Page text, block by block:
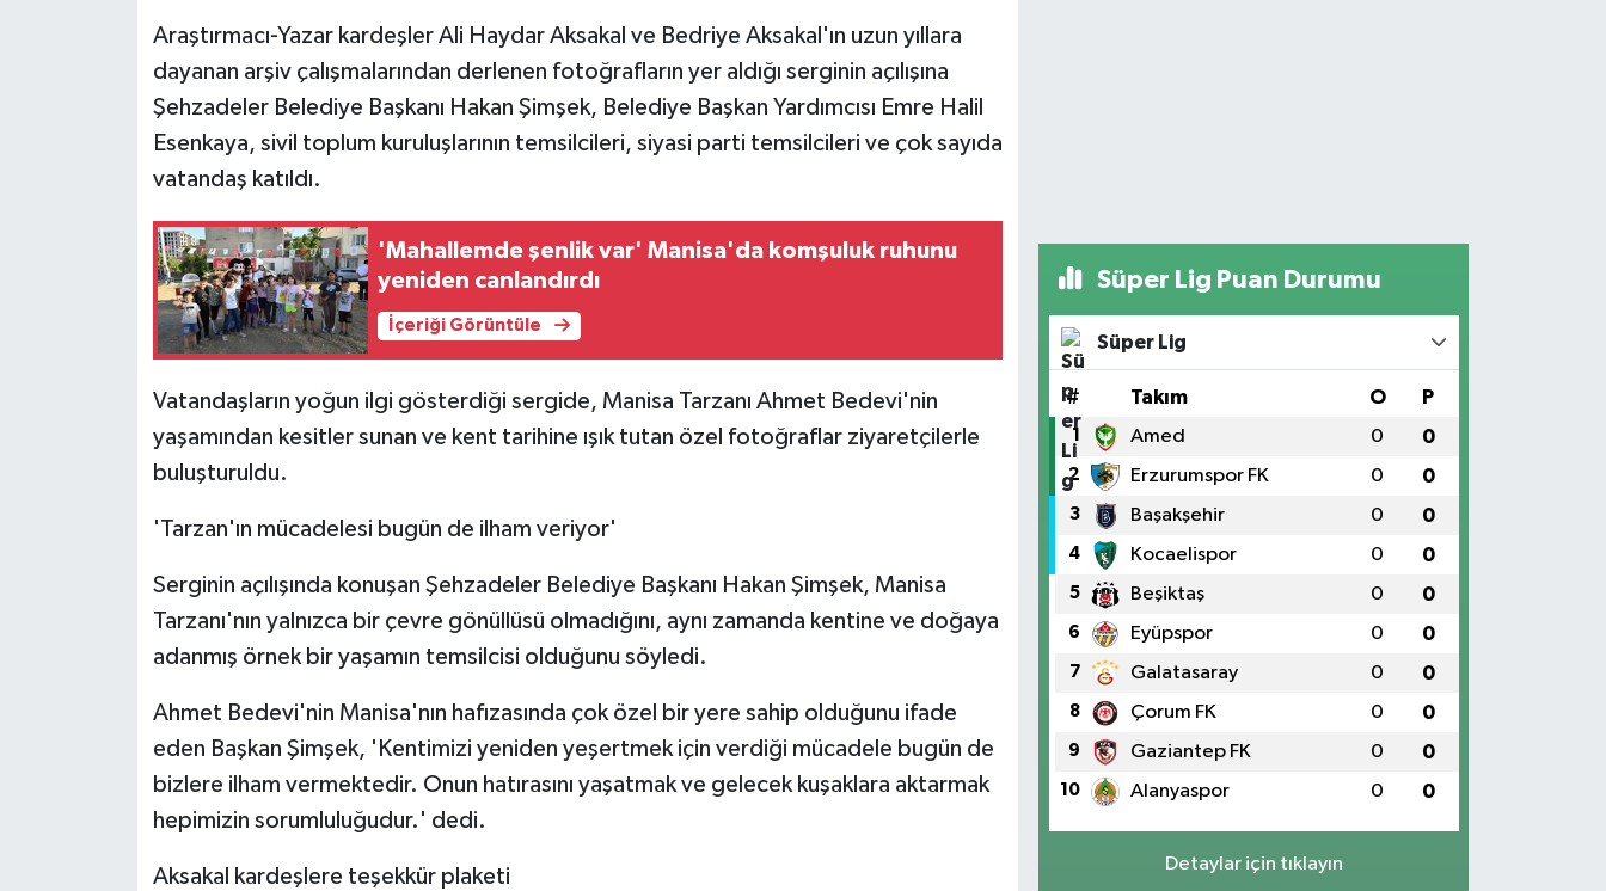
Araştırmacı-Yazar kardeşler Ali Haydar Aksakal ve Bedriye Aksakal'ın uzun yıllara
dayanan arşiv çalışmalarından derlenen fotoğrafların yer aldığı serginin açılışına
Şehzadeler Belediye Başkanı Hakan Şimşek, Belediye Başkan Yardımcısı Emre Halil
Esenkaya, sivil toplum kuruluşlarının temsilcileri, siyasi parti temsilcileri ve çok sayıda
vatandaş katıldı.
'Mahallemde şenlik var' Manisa'da komşuluk ruhunu
yeniden canlandırdı
İçeriği Görüntüle
Vatandaşların yoğun ilgi gösterdiği sergide, Manisa Tarzanı Ahmet Bedevi'nin
yaşamından kesitler sunan ve kent tarihine ışık tutan özel fotoğraflar ziyaretçilerle
buluşturuldu.
'Tarzan'ın mücadelesi bugün de ilham veriyor'
Serginin açılışında konuşan Şehzadeler Belediye Başkanı Hakan Şimşek, Manisa
Tarzanı'nın yalnızca bir çevre gönüllüsü olmadığını, aynı zamanda kentine ve doğaya
adanmış örnek bir yaşamın temsilcisi olduğunu söyledi.
Ahmet Bedevi'nin Manisa'nın hafızasında çok özel bir yere sahip olduğunu ifade
eden Başkan Şimşek, 'Kentimizi yeniden yeşertmek için verdiği mücadele bugün de
bizlere ilham vermektedir. Onun hatırasını yaşatmak ve gelecek kuşaklara aktarmak
hepimizin sorumluluğudur.' dedi.
Aksakal kardeşlere teşekkür plaketi
Süper Lig Puan Durumu
Süper Lig
# Takım O P
1 Amed 0 0
2 Erzurumspor FK 0 0
3 Başakşehir 0 0
4 Kocaelispor 0 0
5 Beşiktaş 0 0
6 Eyüpspor 0 0
7 Galatasaray 0 0
8 Çorum FK 0 0
9 Gaziantep FK 0 0
10 Alanyaspor 0 0
Detaylar için tıklayın
KÜLTÜR SANAT
MAGAZİN
POLİTİKA
SPOR HABERLERİ
ÜLKE GÜNDEMİ
Yerel Haberler